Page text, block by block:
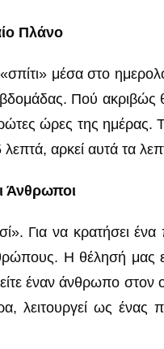
Πλάνο
μέσα στο
Πού ακριβώς
ώρες της ημέρας.
αρκεί αυτά τα
Άνθρωποι
Για να κρατήσει
Η θέλησή μας
έναν άνθρωπο στον
λειτουργεί ως ένας